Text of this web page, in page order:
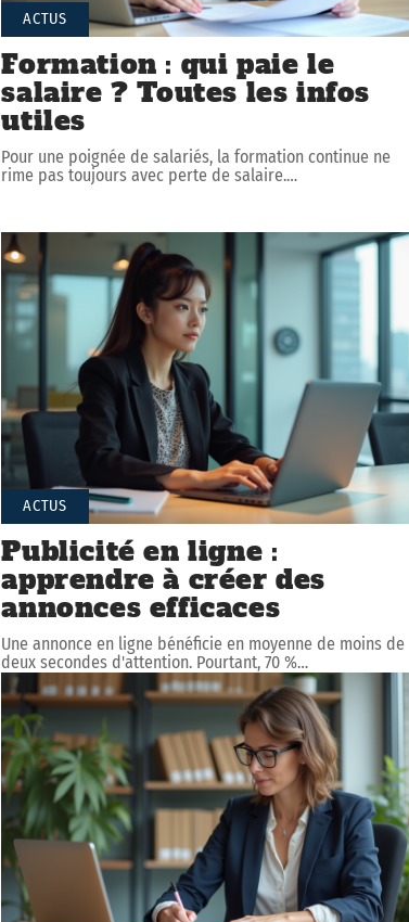
ACTUS
Formation : qui paie le
salaire ? Toutes les infos
utiles
Pour une poignée de salariés, la formation continue ne
rime pas toujours avec perte de salaire.…
ACTUS
Publicité en ligne :
apprendre à créer des
annonces efficaces
Une annonce en ligne bénéficie en moyenne de moins de
deux secondes d'attention. Pourtant, 70 %…